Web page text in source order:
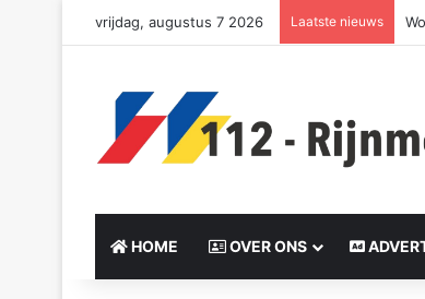
vrijdag, augustus 7 2026 Laatste nieuws
HOME OVER ONS